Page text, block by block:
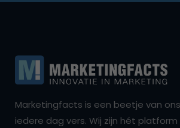
Marketingfacts is een beetje van
iedere dag vers. Wij zijn hét platform